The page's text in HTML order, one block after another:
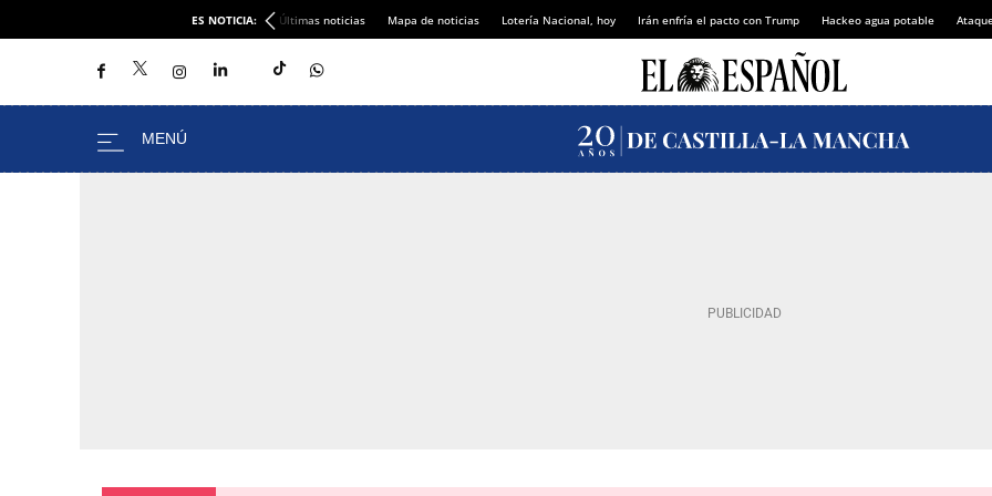
ES NOTICIA: Últimas noticias Mapa de noticias Lotería Nacional, hoy Irán enfría el pacto con Trump Hackeo agua potable